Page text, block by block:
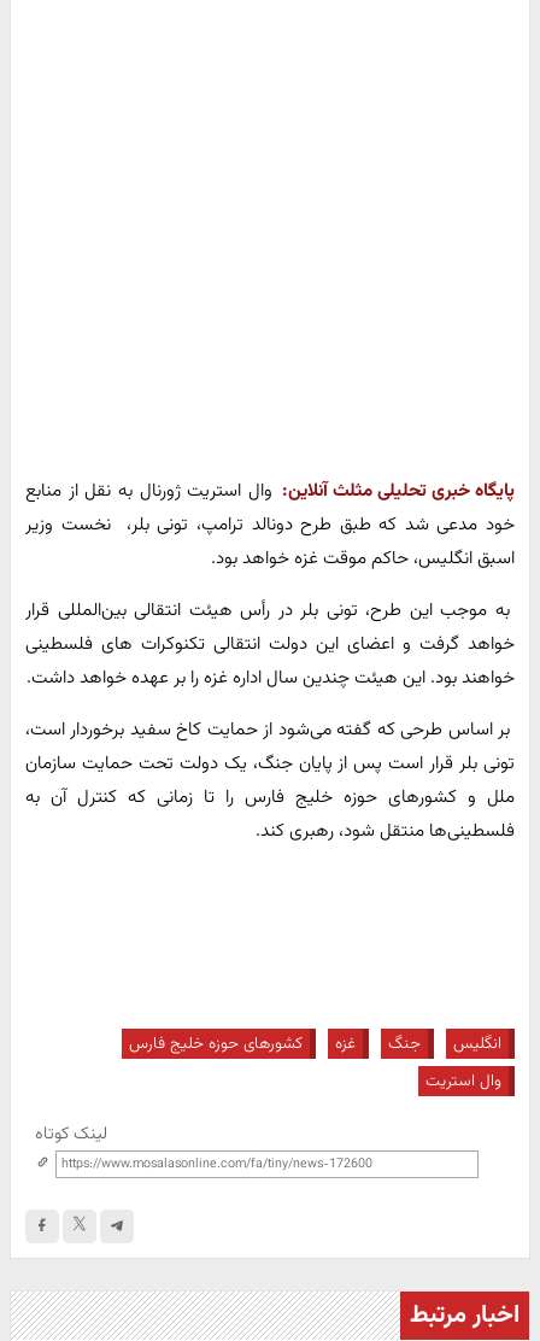
پایگاه خبری تحلیلی مثلث آنلاین: وال استریت ژورنال به نقل از منابع
خود مدعی شد که طبق طرح دونالد ترامپ، تونی بلر، نخست‌ وزیر
اسبق انگلیس، حاکم موقت غزه خواهد بود.
به موجب این طرح، تونی بلر در رأس هیئت انتقالی بین‌المللی قرار
خواهد گرفت و اعضای این دولت انتقالی تکنوکرات‌ های فلسطینی
خواهند بود. این هیئت چندین سال اداره غزه را بر عهده خواهد داشت.
بر اساس طرحی که گفته می‌شود از حمایت کاخ سفید برخوردار است،
تونی بلر قرار است پس از پایان جنگ، یک دولت تحت حمایت سازمان
ملل و کشورهای حوزه خلیج فارس را تا زمانی که کنترل آن به
فلسطینی‌ها منتقل شود،‌ رهبری کند.
انگلیس جنگ غزه
کشورهای حوزه خلیج فارس
وال استریت
لینک کوتاه
اخبار مرتبط